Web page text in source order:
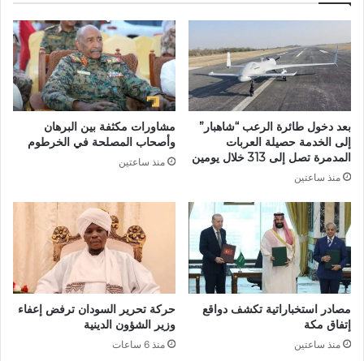
بعد دخول طائرة الرعب “شاهبار”
إلى الخدمة حصيلة العربات
المدمرة تصل إلى 313 خلال يومين
منذ ساعتين
مشاورات مكثفة بين البرهان
وأصحاب المصلحة في الخرطوم
منذ ساعتين
مصادر استخباراتية تكشف دواقع
إتفاق مكة
منذ ساعتين
حركة تحرير السودان ترفض إعفاء
وزير الشؤون الدينية
منذ 6 ساعات